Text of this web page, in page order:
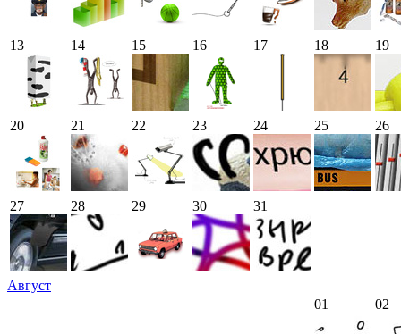
13 14 15 16 17 18 19
20 21 22 23 24 25 26
27 28 29 30 31
Август
01
02